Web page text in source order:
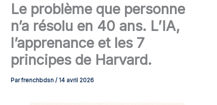
Le problème que personne
n’a résolu en 40 ans. L’IA,
l’apprenance et les 7
principes de Harvard.
Parfrenchbdsn/ 14 avril 2026